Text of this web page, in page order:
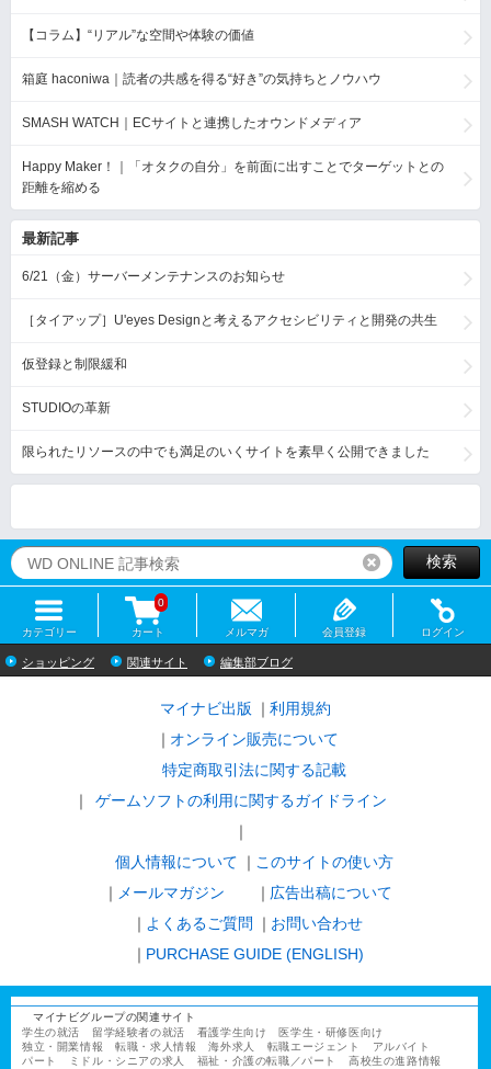
【コラム】“リアル”な空間や体験の価値
箱庭 haconiwa｜読者の共感を得る“好き”の気持ちとノウハウ
SMASH WATCH｜ECサイトと連携したオウンドメディア
Happy Maker！｜「オタクの自分」を前面に出すことでターゲットとの
距離を縮める
最新記事
6/21（金）サーバーメンテナンスのお知らせ
［タイアップ］U'eyes Designと考えるアクセシビリティと開発の共生
仮登録と制限緩和
STUDIOの革新
限られたリソースの中でも満足のいくサイトを素早く公開できました
リセット検索
カテゴリー カート
0
メルマガ 会員登録 ログイン
ショッピング 関連サイト 編集部ブログ
マイナビ出版
利用規約
オンライン販売について
特定商取引法に関する記載
ゲームソフトの利用に関するガイドライン
｜
個人情報について
このサイトの使い方
メールマガジン
広告出稿について
よくあるご質問
お問い合わせ
PURCHASE GUIDE (ENGLISH)
マイナビグループの関連サイト
学生の就活
留学経験者の就活 看護学生向け
医学生・研修医向け
独立・開業情報
転職・求人情報 海外求人 転職エージェント
アルバイト
パート
ミドル・シニアの求人 福祉・介護の転職／パート 高校生の進路情報